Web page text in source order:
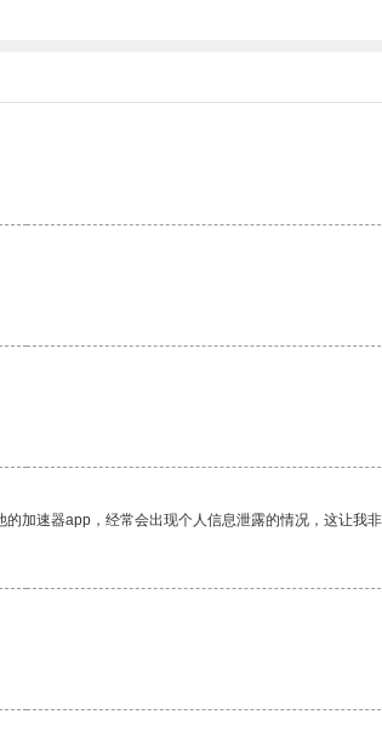
加速器app，经常会出现个人信息泄露的情况，这让我非